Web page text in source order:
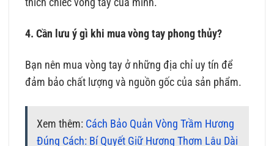
4. Cần lưu ý gì khi mua vòng tay phong thủy?
Bạn nên mua vòng tay ở những địa chỉ uy tín để
đảm bảo chất lượng và nguồn gốc của sản phẩm.
Xem thêm: Cách Bảo Quản Vòng Trầm Hương
Đúng Cách: Bí Quyết Giữ Hương Thơm Lâu Dài